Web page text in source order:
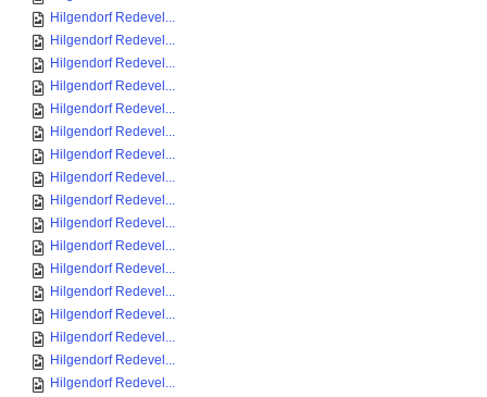
Hilgendorf Redevel...
Hilgendorf Redevel...
Hilgendorf Redevel...
Hilgendorf Redevel...
Hilgendorf Redevel...
Hilgendorf Redevel...
Hilgendorf Redevel...
Hilgendorf Redevel...
Hilgendorf Redevel...
Hilgendorf Redevel...
Hilgendorf Redevel...
Hilgendorf Redevel...
Hilgendorf Redevel...
Hilgendorf Redevel...
Hilgendorf Redevel...
Hilgendorf Redevel...
Hilgendorf Redevel...